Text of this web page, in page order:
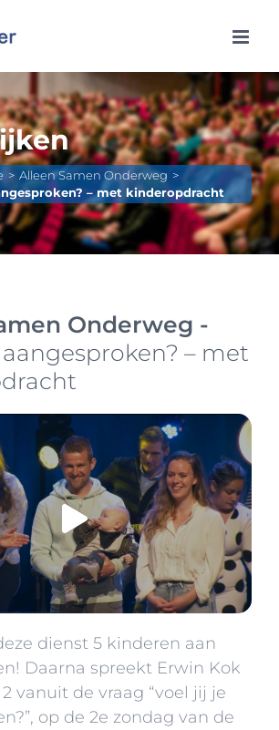
Alleen Samen Onderweg
– met kinderopdracht
Onderweg -
– met
dienst 5 kinderen aan
Daarna spreekt Erwin Kok
vanuit de vraag “voel jij je
op de 2e zondag van de